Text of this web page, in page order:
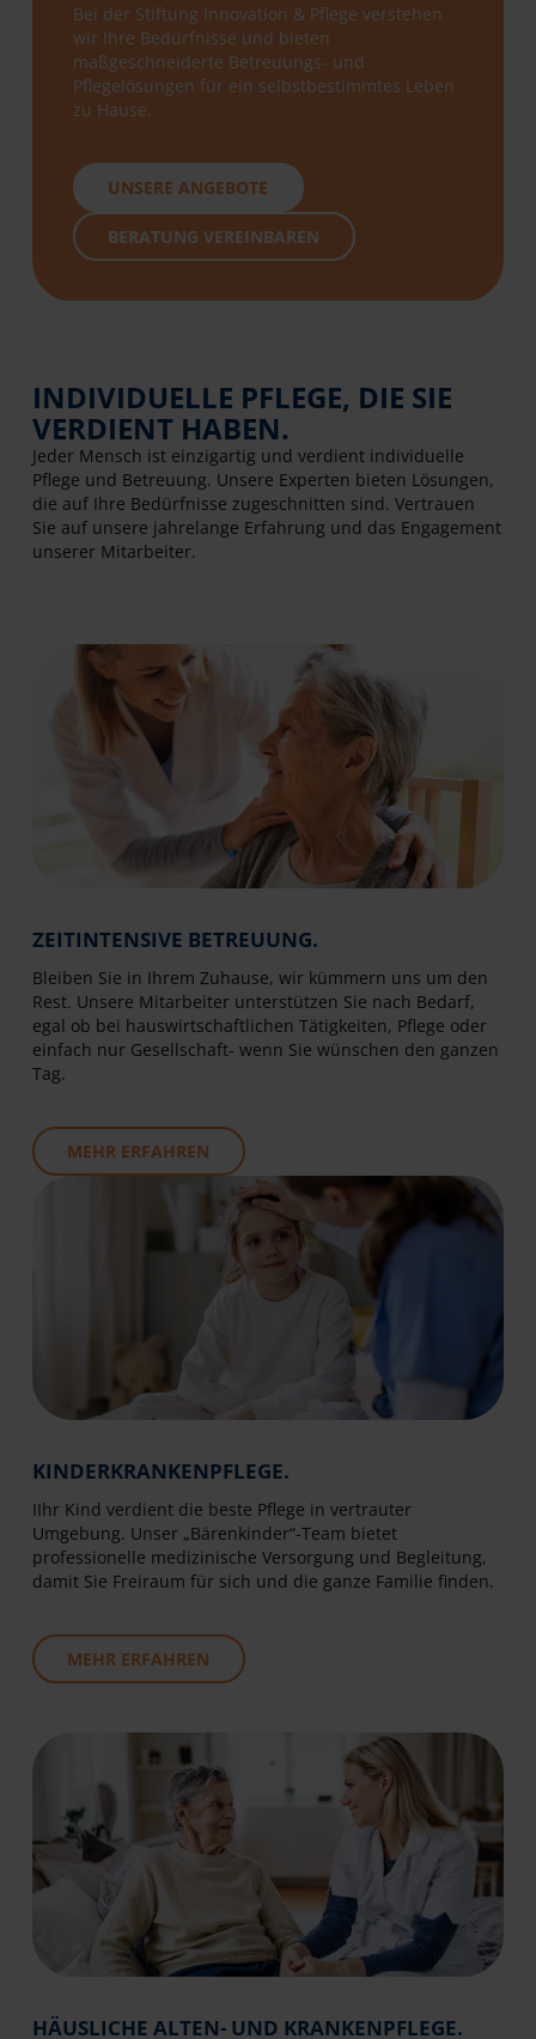
Bei der Stiftung Innovation & Pflege verstehen
wir Ihre Bedürfnisse und bieten
maßgeschneiderte Betreuungs- und
Pflegelösungen für ein selbstbestimmtes Leben
zu Hause.
UNSERE ANGEBOTE
BERATUNG VEREINBAREN
INDIVIDUELLE PFLEGE, DIE SIE
VERDIENT HABEN.
Jeder Mensch ist einzigartig und verdient individuelle
Pflege und Betreuung. Unsere Experten bieten Lösungen,
die auf Ihre Bedürfnisse zugeschnitten sind. Vertrauen
Sie auf unsere jahrelange Erfahrung und das Engagement
unserer Mitarbeiter.
ZEITINTENSIVE BETREUUNG.
Bleiben Sie in Ihrem Zuhause, wir kümmern uns um den
Rest. Unsere Mitarbeiter unterstützen Sie nach Bedarf,
egal ob bei hauswirtschaftlichen Tätigkeiten, Pflege oder
einfach nur Gesellschaft- wenn Sie wünschen den ganzen
Tag.
MEHR ERFAHREN
KINDERKRANKENPFLEGE.
IIhr Kind verdient die beste Pflege in vertrauter
Umgebung. Unser „Bärenkinder“-Team bietet
professionelle medizinische Versorgung und Begleitung,
damit Sie Freiraum für sich und die ganze Familie finden.
MEHR ERFAHREN
HÄUSLICHE ALTEN- UND KRANKENPFLEGE.